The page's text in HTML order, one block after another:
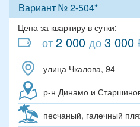
Вариант № 2-504*
Цена за квартиру в сутки:
от2 000 до3 000
улица Чкалова, 94
р-н Динамо и
песчаный, галечный